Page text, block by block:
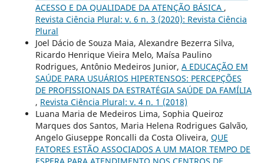
ACESSO E DA QUALIDADE DA ATENÇÃO BÁSICA ,
Revista Ciência Plural: v. 6 n. 3 (2020): Revista Ciência
Plural
Joel Dácio de Souza Maia, Alexandre Bezerra Silva,
Ricardo Henrique Vieira Melo, Maísa Paulino
Rodrigues, Antônio Medeiros Junior, A EDUCAÇÃO EM
SAÚDE PARA USUÁRIOS HIPERTENSOS: PERCEPÇÕES
DE PROFISSIONAIS DA ESTRATÉGIA SAÚDE DA FAMÍLIA
, Revista Ciência Plural: v. 4 n. 1 (2018)
Luana Maria de Medeiros Lima, Sophia Queiroz
Marques dos Santos, Maria Helena Rodrigues Galvão,
Angelo Giuseppe Roncalli da Costa Oliveira, QUE
FATORES ESTÃO ASSOCIADOS A UM MAIOR TEMPO DE